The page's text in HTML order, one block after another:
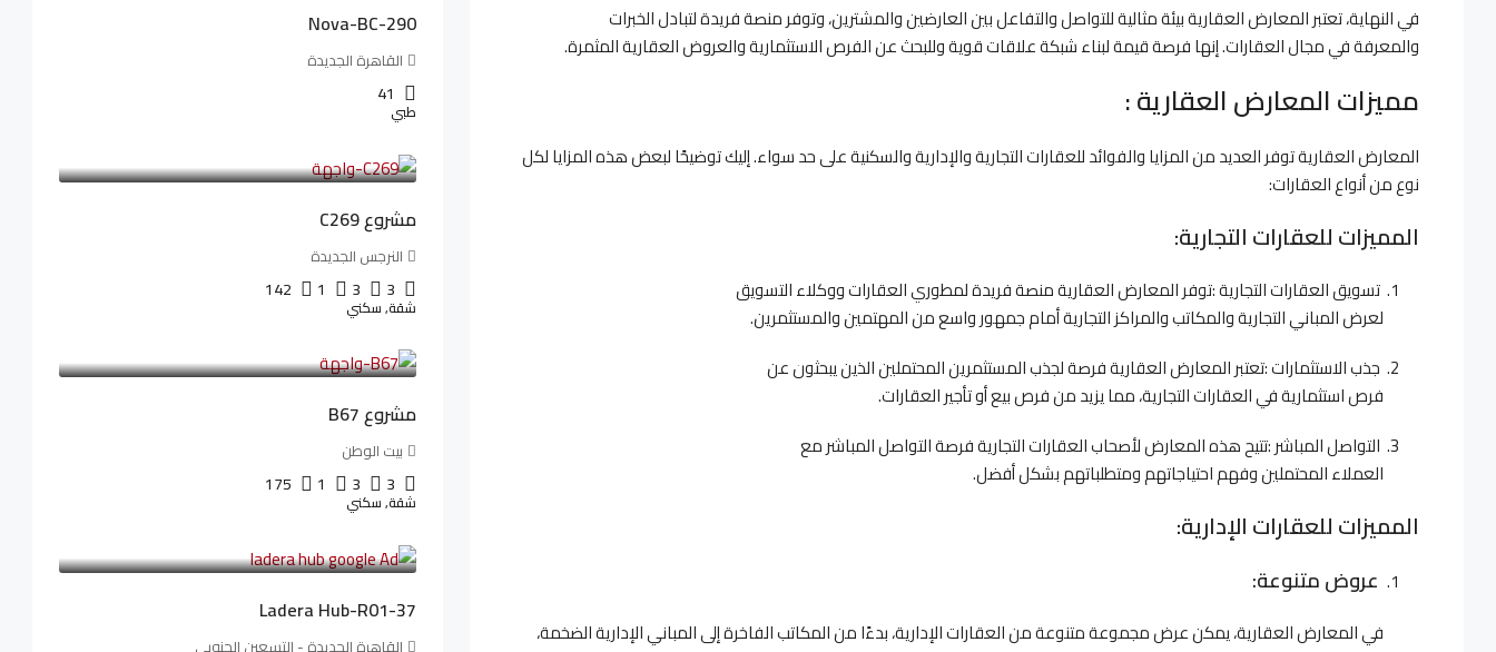
في النهاية، تعتبر المعارض العقارية بيئة مثالية للتواصل والتفاعل بين العارضين والمشترين، وتوفر منصة فريدة لتبادل الخبرات
والمعرفة في مجال العقارات. إنها فرصة قيمة لبناء شبكة علاقات قوية وللبحث عن الفرص الاستثمارية والعروض العقارية المثمرة.
مميزات المعارض العقارية :
المعارض العقارية توفر العديد من المزايا والفوائد للعقارات التجارية والإدارية والسكنية على حد سواء. إليك توضيحًا لبعض هذه المزايا لكل
نوع من أنواع العقارات:
المميزات للعقارات التجارية:
تسويق العقارات التجارية :توفر المعارض العقارية منصة فريدة لمطوري العقارات ووكلاء التسويق
لعرض المباني التجارية والمكاتب والمراكز التجارية أمام جمهور واسع من المهتمين والمستثمرين.
جذب الاستثمارات :تعتبر المعارض العقارية فرصة لجذب المستثمرين المحتملين الذين يبحثون عن
فرص استثمارية في العقارات التجارية، مما يزيد من فرص بيع أو تأجير العقارات.
التواصل المباشر :تتيح هذه المعارض لأصحاب العقارات التجارية فرصة التواصل المباشر مع
العملاء المحتملين وفهم احتياجاتهم ومتطلباتهم بشكل أفضل.
المميزات للعقارات الإدارية:
عروض متنوعة:
في المعارض العقارية، يمكن عرض مجموعة متنوعة من العقارات الإدارية، بدءًا من المكاتب الفاخرة إلى المباني الإدارية الضخمة،
Nova-BC-290
القاهرة الجديدة
41
طبي
مشروع C269
النرجس الجديدة
3
3
1
142
شقة, سكني
مشروع B67
بيت الوطن
3
3
1
175
شقة, سكني
Ladera Hub-R01-37
القاهرة الجديدة - التسعين الجنوبي